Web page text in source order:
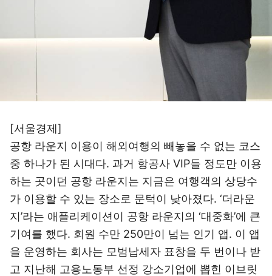
[서울경제]
공항 라운지 이용이 해외여행의 빼놓을 수 없는 코스
중 하나가 된 시대다. 과거 항공사 VIP들 정도만 이용
하는 곳이던 공항 라운지는 지금은 여행객의 상당수
가 이용할 수 있는 장소로 문턱이 낮아졌다. ‘더라운
지’라는 애플리케이션이 공항 라운지의 ‘대중화’에 큰
기여를 했다. 회원 수만 250만이 넘는 인기 앱. 이 앱
을 운영하는 회사는 모범납세자 표창을 두 번이나 받
고 지난해 고용노동부 선정 강소기업에 뽑힌 이브릿